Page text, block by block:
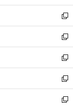
開
く
ウ
で
開
く
ン
ド
ウ
で
開
く
ウ
ィ
ン
ド
ウ
で
開
く
新
し
い
ウ
ィ
ン
ド
ウ
で
新
し
い
ウ
ィ
ン
ド
新
し
い
ウ
ィ
新
し
い
新